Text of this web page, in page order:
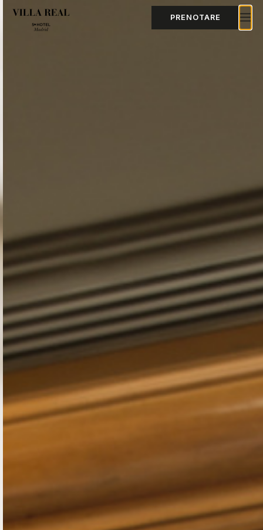
PRENOTARE